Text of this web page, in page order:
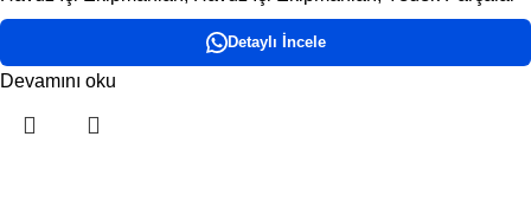
Detaylı İncele
Devamını oku